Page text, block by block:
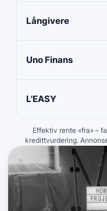
Långivere
Uno Finans
L'EASY
Effektiv rente «fra» –
kredittvurdering.